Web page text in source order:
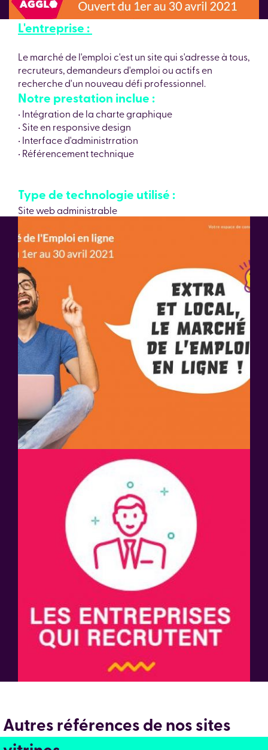
L'entreprise :
Le marché de l'emploi c'est un site qui s'adresse à tous,
recruteurs, demandeurs d'emploi ou actifs en
recherche d'un nouveau défi professionnel.
Notre prestation inclue :
• Intégration de la charte graphique
• Site en responsive design
• Interface d'administrration
• Référencement technique
Type de technologie utilisé :
Site web administrable
Autres références de nos sites